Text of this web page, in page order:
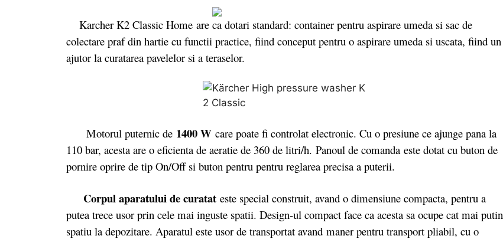
Karcher K2 Classic Home are ca dotari standard: container pentru aspirare umeda si sac de
colectare praf din hartie cu functii practice, fiind conceput pentru o aspirare umeda si uscata, fiind un
ajutor la curatarea pavelelor si a teraselor.
Motorul puternic de 1400 W care poate fi controlat electronic. Cu o presiune ce ajunge pana la
110 bar, acesta are o eficienta de aeratie de 360 de litri/h. Panoul de comanda este dotat cu buton de
pornire oprire de tip On/Off si buton pentru pentru reglarea precisa a puterii.
Corpul aparatului de curatat este special construit, avand o dimensiune compacta, pentru a
putea trece usor prin cele mai inguste spatii. Design-ul compact face ca acesta sa ocupe cat mai putin
spatiu la depozitare. Aparatul este usor de transportat avand maner pentru transport pliabil, cu o